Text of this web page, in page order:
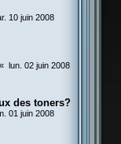
10 juin 2008
«
lun. 02 juin 2008
des toners?
01 juin 2008